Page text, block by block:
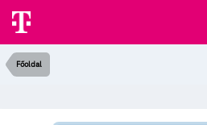
Főoldal